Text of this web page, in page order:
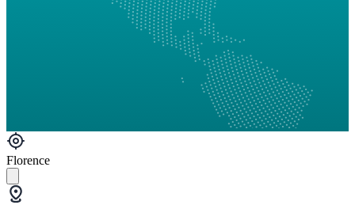
Florence